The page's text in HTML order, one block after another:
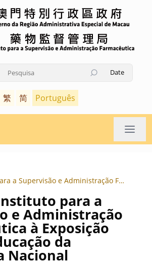
Date
繁 简 Português
Visita do Instituto para a Supervisão e Administração Farmacêutica à Exposição sobre a Educação da Segurança Nacional
para a
e Administração
à Exposição
da
Nacional